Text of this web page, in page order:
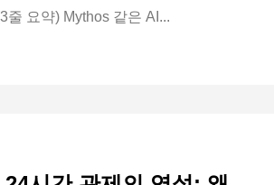
줄 요약) Mythos 같은 AI...